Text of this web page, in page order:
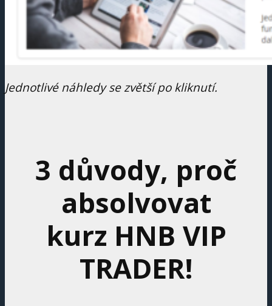
Jednotlivé náhledy se zvětší po kliknutí.
3 důvody, proč
absolvovat
kurz HNB VIP
TRADER!